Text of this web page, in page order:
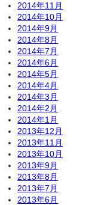
2014年11月
2014年10月
2014年9月
2014年8月
2014年7月
2014年6月
2014年5月
2014年4月
2014年3月
2014年2月
2014年1月
2013年12月
2013年11月
2013年10月
2013年9月
2013年8月
2013年7月
2013年6月